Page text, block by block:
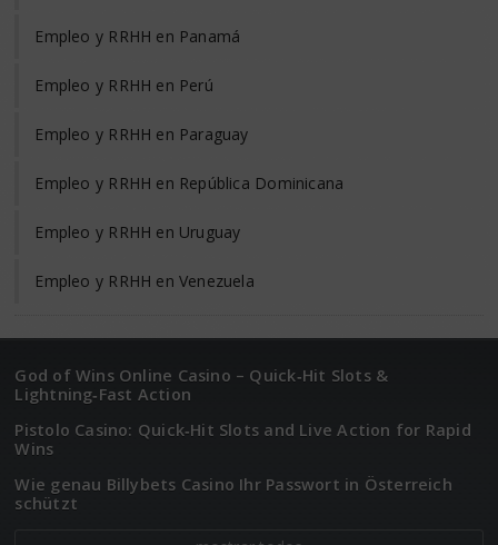
Empleo y RRHH en Panamá
Empleo y RRHH en Perú
Empleo y RRHH en Paraguay
Empleo y RRHH en República Dominicana
Empleo y RRHH en Uruguay
Empleo y RRHH en Venezuela
God of Wins Online Casino – Quick‑Hit Slots &
Lightning‑Fast Action
Pistolo Casino: Quick‑Hit Slots and Live Action for Rapid
Wins
Wie genau Billybets Casino Ihr Passwort in Österreich
schützt